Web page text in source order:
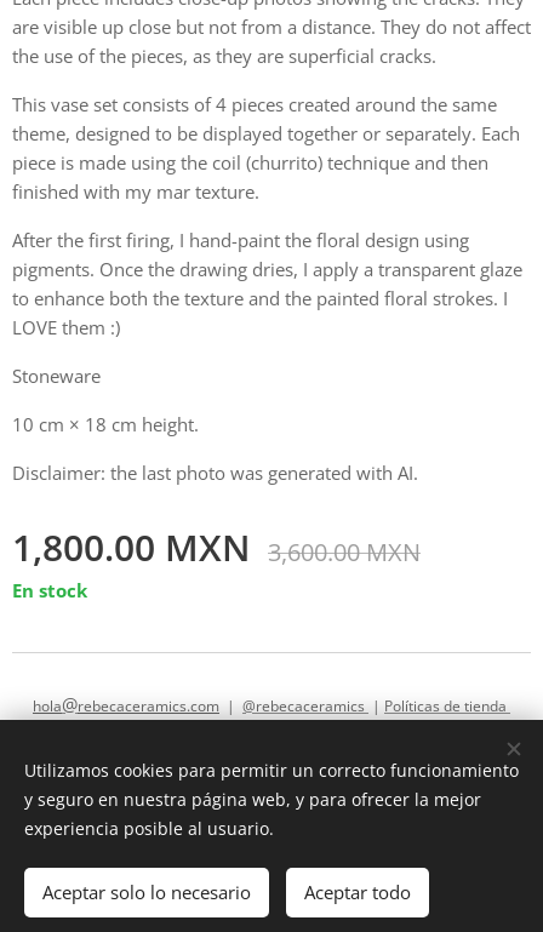
are visible up close but not from a distance. They do not affect
the use of the pieces, as they are superficial cracks.
This vase set consists of 4 pieces created around the same
theme, designed to be displayed together or separately. Each
piece is made using the coil (churrito) technique and then
finished with my mar texture.
After the first firing, I hand-paint the floral design using
pigments. Once the drawing dries, I apply a transparent glaze
to enhance both the texture and the painted floral strokes. I
LOVE them :)
Stoneware
10 cm × 18 cm height.
Disclaimer: the last photo was generated with AI.
1,800.00 MXN 3,600.00MXN
En stock
Añadir a la cesta
hola@rebecaceramics.com | @rebecaceramics | Políticas de tienda
hola@rebecaceramics.com Cookies
Utilizamos cookies para permitir un correcto funcionamiento
y seguro en nuestra página web, y para ofrecer la mejor
experiencia posible al usuario.
Aceptar solo lo necesario Aceptar todo